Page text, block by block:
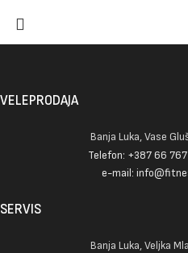
VELEPRODAJA
Banja Luka, Vase
Telefon: +387 66
e-mail:
SERVIS
Banja Luka, Veljka